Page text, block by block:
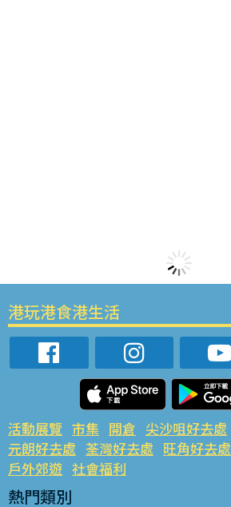
港玩港食港生活
活動展覽 市集 開倉 尖沙咀好去處
元朗好去處 荃灣好去處 旺角好去處
戶外郊遊 社會福利
熱門類別